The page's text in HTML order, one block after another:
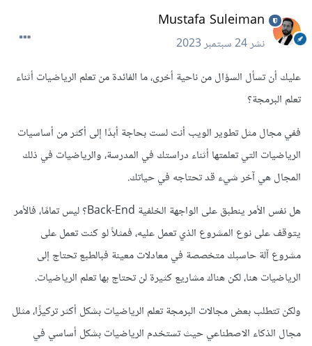
Mustafa Suleiman
نشر24 سبتمبر 2023
عليك أن تسأل السؤال من ناحية أخرى، ما الفائدة من تعلم الرياضيات أثناء
تعلم البرمجة؟
ففي مجال مثل تطوير الويب أنت لست بحاجة أبدًا إلى أكثر من أساسيات
الرياضيات التي تعلمتها أثناء دراستك في المدرسة، والرياضيات في ذلك
المجال هي آخر شيء قد تحتاجه في حياتك.
هل نفس الأمر ينطبق على الواجهة الخلفية Back-End؟ ليس تمامًا، فالأمر
يتوقف على نوع المشروع الذي تعمل عليه، فمثلاً لو كنت تعمل على
مشروع آلة حاسبك متخصصة في معادلات معينة فبالطبع تحتاج إلى
الرياضيات هنا، لكن هناك مشاريع كثيرة لن تحتاج بها تعلم الرياضيات.
ولكن تتطلب بعض مجالات البرمجة تعلم الرياضيات بشكل أكثر تركيزًا، مثلل
مجال الذكاء الاصطناعي حيث تستخدم الرياضيات بشكل أساسي في